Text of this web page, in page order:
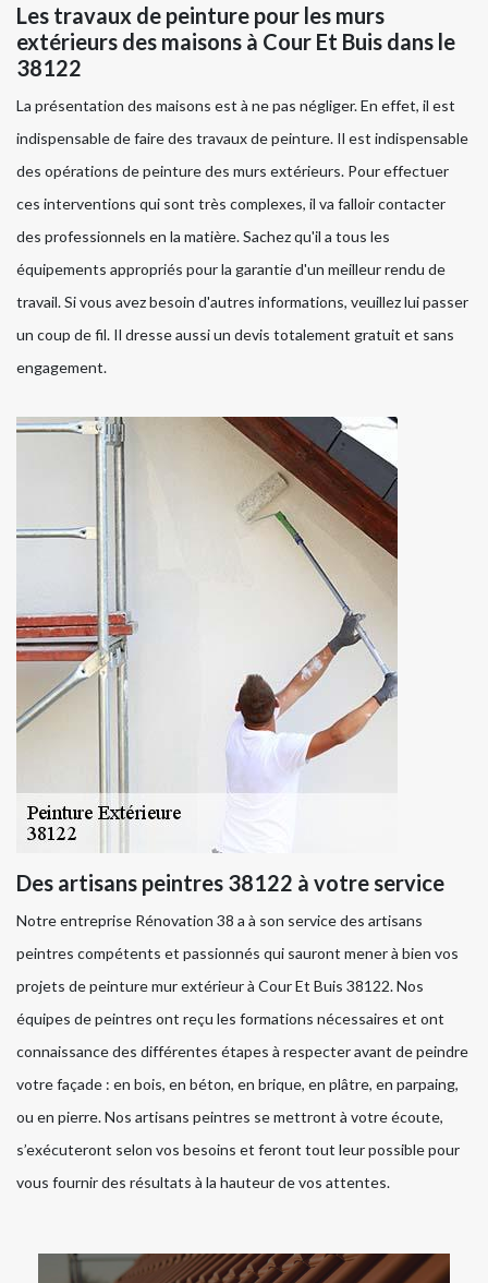
Les travaux de peinture pour les murs
extérieurs des maisons à Cour Et Buis dans le
38122
La présentation des maisons est à ne pas négliger. En effet, il est
indispensable de faire des travaux de peinture. Il est indispensable
des opérations de peinture des murs extérieurs. Pour effectuer
ces interventions qui sont très complexes, il va falloir contacter
des professionnels en la matière. Sachez qu'il a tous les
équipements appropriés pour la garantie d'un meilleur rendu de
travail. Si vous avez besoin d'autres informations, veuillez lui passer
un coup de fil. Il dresse aussi un devis totalement gratuit et sans
engagement.
Des artisans peintres 38122 à votre service
Notre entreprise Rénovation 38 a à son service des artisans
peintres compétents et passionnés qui sauront mener à bien vos
projets de peinture mur extérieur à Cour Et Buis 38122. Nos
équipes de peintres ont reçu les formations nécessaires et ont
connaissance des différentes étapes à respecter avant de peindre
votre façade : en bois, en béton, en brique, en plâtre, en parpaing,
ou en pierre. Nos artisans peintres se mettront à votre écoute,
s’exécuteront selon vos besoins et feront tout leur possible pour
vous fournir des résultats à la hauteur de vos attentes.